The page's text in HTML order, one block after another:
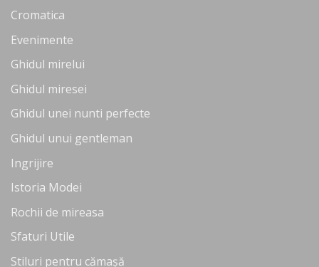
Cromatica
Evenimente
Ghidul mirelui
Ghidul miresei
Ghidul unei nunti perfecte
Ghidul unui gentleman
Ingrijire
Istoria Modei
Rochii de mireasa
Sfaturi Utile
Stiluri pentru cămașă